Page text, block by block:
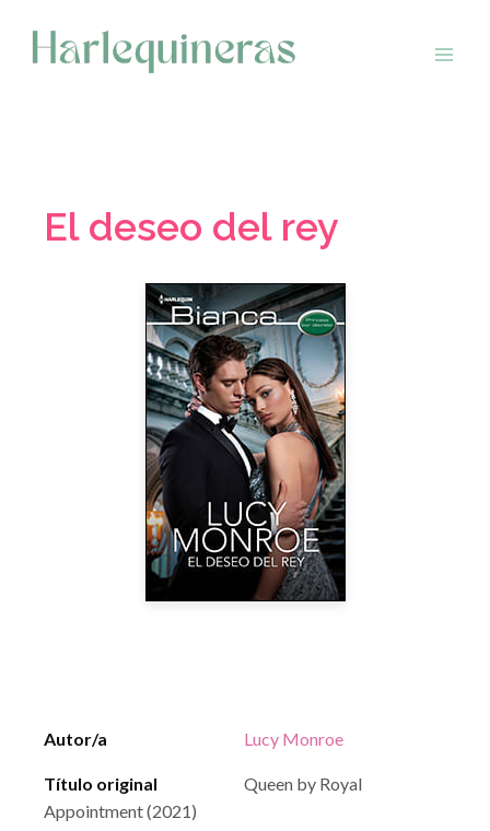
contenido
El deseo del rey
Autor/a Lucy Monroe
Título original
Queen by Royal
Appointment (2021)